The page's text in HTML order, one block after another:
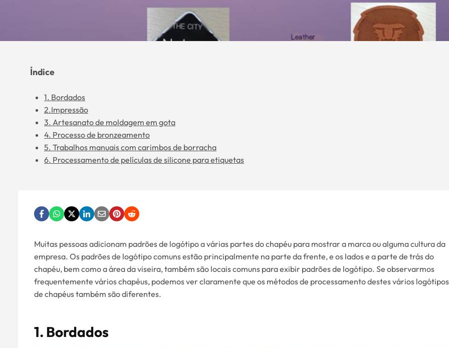
Índice
1. Bordados
2.Impressão
3. Artesanato de moldagem em gota
4. Processo de bronzeamento
5. Trabalhos manuais com carimbos de borracha
6. Processamento de películas de silicone para etiquetas
Muitas pessoas adicionam padrões de logótipo a várias partes do chapéu para mostrar a marca ou alguma cultura da
empresa. Os padrões de logótipo comuns estão principalmente na parte da frente, e os lados e a parte de trás do
chapéu, bem como a área da viseira, também são locais comuns para exibir padrões de logótipo. Se observarmos
frequentemente vários chapéus, podemos ver claramente que os métodos de processamento destes vários logótipos
de chapéus também são diferentes.
1. Bordados